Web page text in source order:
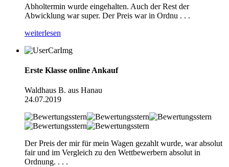
Abholtermin wurde eingehalten. Auch der Rest der
Abwicklung war super. Der Preis war in Ordnu . . .
weiterlesen
Erste Klasse online Ankauf
Waldhaus B. aus Hanau
24.07.2019
Der Preis der mir für mein Wagen gezahlt wurde, war absolut
fair und im Vergleich zu den Wettbewerbern absolut in
Ordnung. . . .